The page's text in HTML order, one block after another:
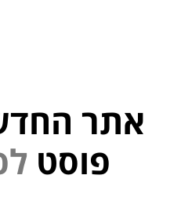
אתר
פוסט